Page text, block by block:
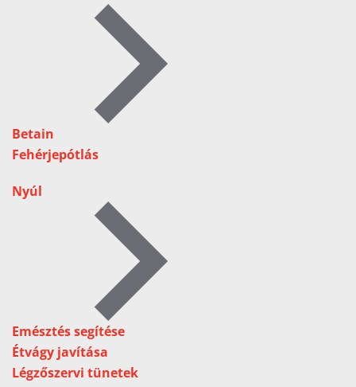
Betain
Fehérjepótlás
Nyúl
Emésztés segítése
Étvágy javítása
Légzőszervi tünetek